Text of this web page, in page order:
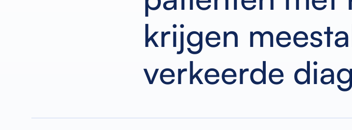
krijgen
verkeerde